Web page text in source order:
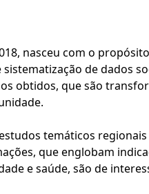
nasceu com o
de dados
obtidos, que são
temáticos
que englobam
e saúde, são de